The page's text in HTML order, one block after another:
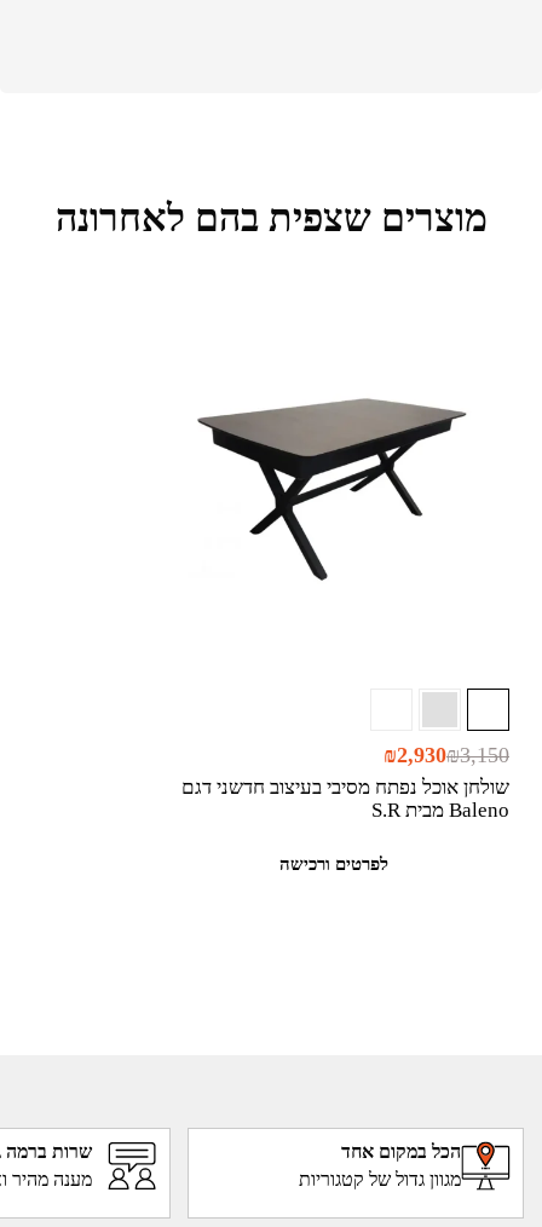
מוצרים שצפית בהם לאחרונה
שולחן אוכל נפתח מסיבי בעיצוב חדשני דגם
Baleno מבית S.R
₪3,150
₪2,930
לפרטים ורכישה
הכל במקום אחד
מגוון גדול של קטגוריות
שרות ברמה
מענה מהיר